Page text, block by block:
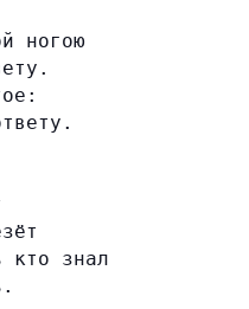
ногою
кто знал